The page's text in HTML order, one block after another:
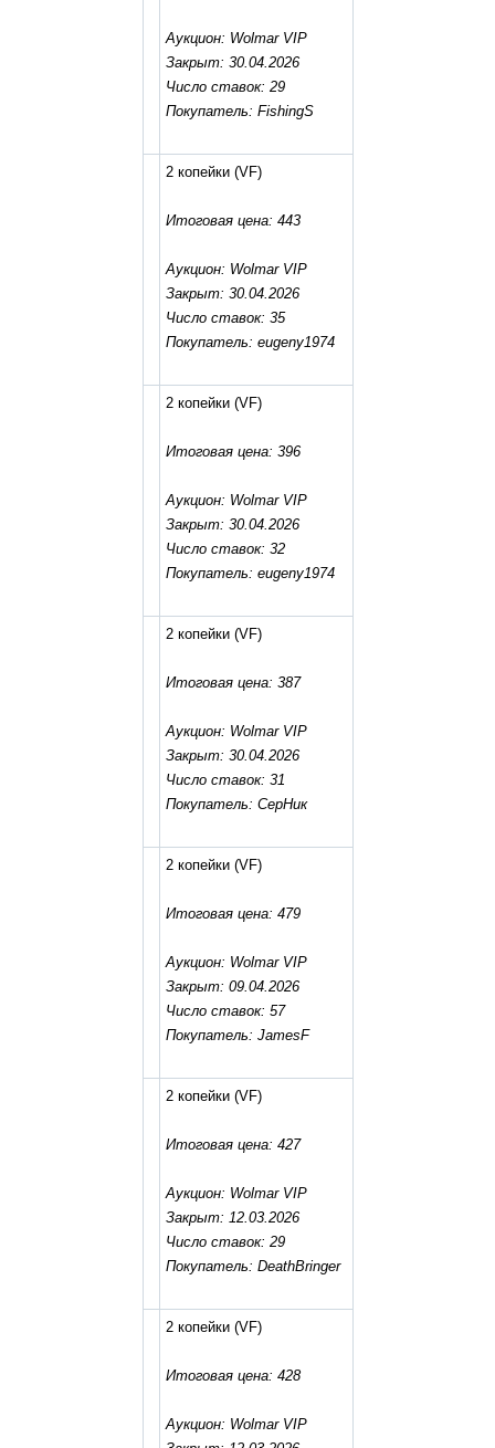
Аукцион: Wolmar VIP
Закрыт: 30.04.2026
Число ставок: 29
Покупатель: FishingS
2 копейки(VF)
Итоговая цена: 443
Аукцион: Wolmar VIP
Закрыт: 30.04.2026
Число ставок: 35
Покупатель: eugeny1974
2 копейки(VF)
Итоговая цена: 396
Аукцион: Wolmar VIP
Закрыт: 30.04.2026
Число ставок: 32
Покупатель: eugeny1974
2 копейки(VF)
Итоговая цена: 387
Аукцион: Wolmar VIP
Закрыт: 30.04.2026
Число ставок: 31
Покупатель: СерНик
2 копейки(VF)
Итоговая цена: 479
Аукцион: Wolmar VIP
Закрыт: 09.04.2026
Число ставок: 57
Покупатель: JamesF
2 копейки(VF)
Итоговая цена: 427
Аукцион: Wolmar VIP
Закрыт: 12.03.2026
Число ставок: 29
Покупатель: DeathBringer
2 копейки(VF)
Итоговая цена: 428
Аукцион: Wolmar VIP